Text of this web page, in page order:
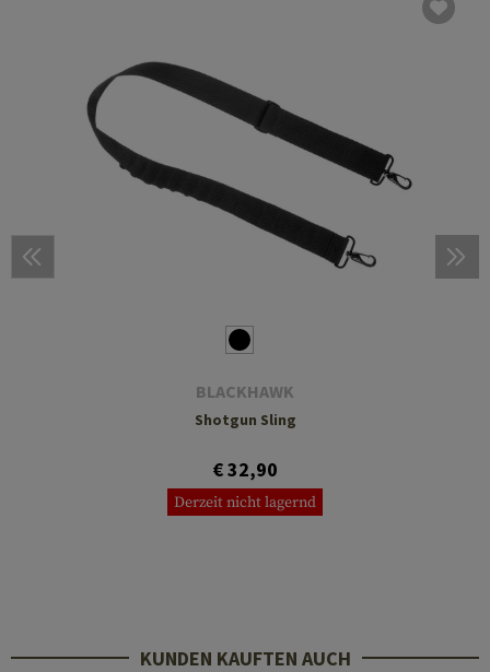
BLACKHAWK
Shotgun Sling
€ 32,90
Derzeit nicht lagernd
KUNDEN KAUFTEN AUCH